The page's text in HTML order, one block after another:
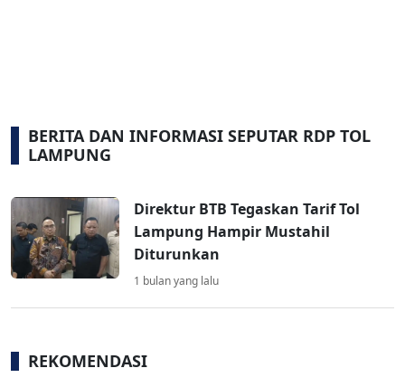
BERITA DAN INFORMASI SEPUTAR RDP TOL
LAMPUNG
Direktur BTB Tegaskan Tarif Tol
Lampung Hampir Mustahil
Diturunkan
1 bulan yang lalu
REKOMENDASI